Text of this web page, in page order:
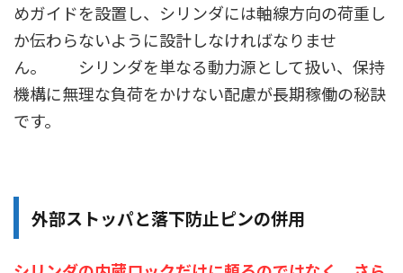
めガイドを設置し、シリンダには軸線方向の荷重し
か伝わらないように設計しなければなりませ
ん。 シリンダを単なる動力源として扱い、保持
機構に無理な負荷をかけない配慮が長期稼働の秘訣
です。
外部ストッパと落下防止ピンの併用